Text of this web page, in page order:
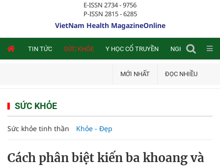
E-ISSN 2734 - 9756
P-ISSN 2815 - 6285
VietNam Health MagazineOnline
TIN TỨC SỨC KHỎE Y HỌC CỔ TRUYỀN NGHIÊN CỨU
MỚI NHẤT ĐỌC NHIỀU
SỨC KHỎE
Sức khỏe tinh thần Khỏe - Đẹp
Cách phân biệt kiến ba khoang và